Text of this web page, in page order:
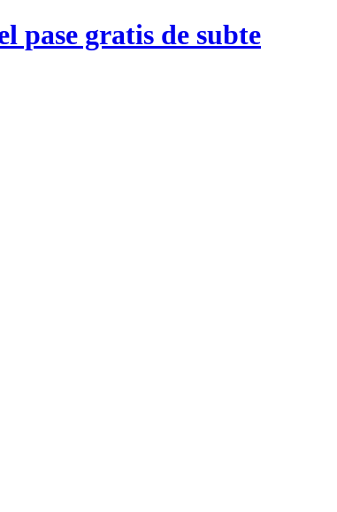
pase gratis de subte